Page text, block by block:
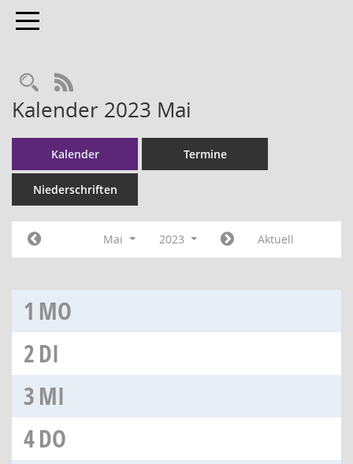
Toggle navigation
RSS-Feed
Kalender 2023 Mai
Kalender Termine
Niederschriften
Mai 2023 Aktuell
1 MO
2DI
3MI
4DO